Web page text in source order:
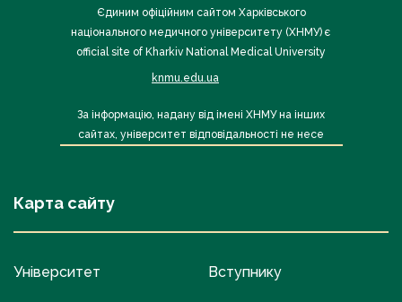
Єдиним офіційним сайтом Харківського
національного медичного університету (ХНМУ) є
official site of Kharkiv National Medical University
knmu.edu.ua
За інформацію, надану від імені ХНМУ на інших
сайтах, університет відповідальності не несе
Карта сайту
Університет Вступнику